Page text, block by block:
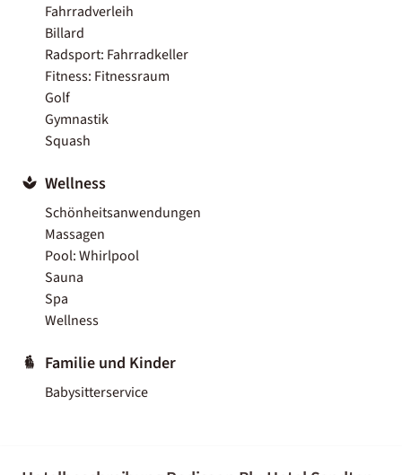
Fahrradverleih
Billard
Radsport: Fahrradkeller
Fitness: Fitnessraum
Golf
Gymnastik
Squash
Wellness
Schönheitsanwendungen
Massagen
Pool: Whirlpool
Sauna
Spa
Wellness
Familie und Kinder
Babysitterservice